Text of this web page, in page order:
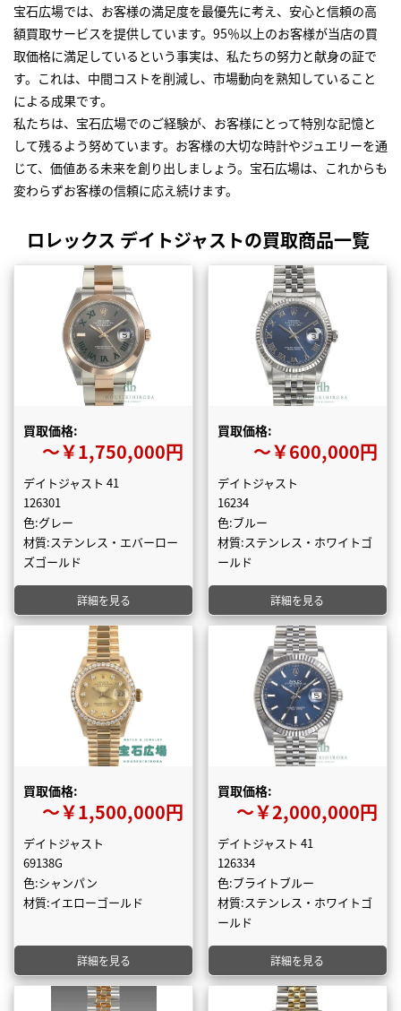
宝石広場では、お客様の満足度を最優先に考え、安心と信頼の高
額買取サービスを提供しています。95％以上のお客様が当店の買
取価格に満足しているという事実は、私たちの努力と献身の証で
す。これは、中間コストを削減し、市場動向を熟知していること
による成果です。
私たちは、宝石広場でのご経験が、お客様にとって特別な記憶と
して残るよう努めています。お客様の大切な時計やジュエリーを通
じて、価値ある未来を創り出しましょう。宝石広場は、これからも
変わらずお客様の信頼に応え続けます。
ロレックス デイトジャストの買取商品一覧
買取価格:
〜￥1,750,000円
デイトジャスト 41
126301
色:グレー
材質:ステンレス・エバーロー
ズゴールド
詳細を見る
買取価格:
〜￥600,000円
デイトジャスト
16234
色:ブルー
材質:ステンレス・ホワイトゴ
ールド
詳細を見る
買取価格:
〜￥1,500,000円
デイトジャスト
69138G
色:シャンパン
材質:イエローゴールド
詳細を見る
買取価格:
〜￥2,000,000円
デイトジャスト 41
126334
色:ブライトブルー
材質:ステンレス・ホワイトゴ
ールド
詳細を見る